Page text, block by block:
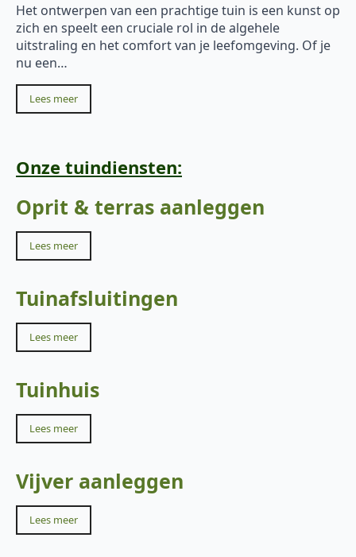
Het ontwerpen van een prachtige tuin is een kunst op
zich en speelt een cruciale rol in de algehele
uitstraling en het comfort van je leefomgeving. Of je
nu een…
Lees meer
Onze tuindiensten:
Oprit & terras aanleggen
Lees meer
Tuinafsluitingen
Lees meer
Tuinhuis
Lees meer
Vijver aanleggen
Lees meer